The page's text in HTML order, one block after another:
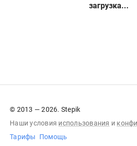
загрузка...
© 2013 — 2026. Stepik
Наши условия использования и
Тарифы
Помощь